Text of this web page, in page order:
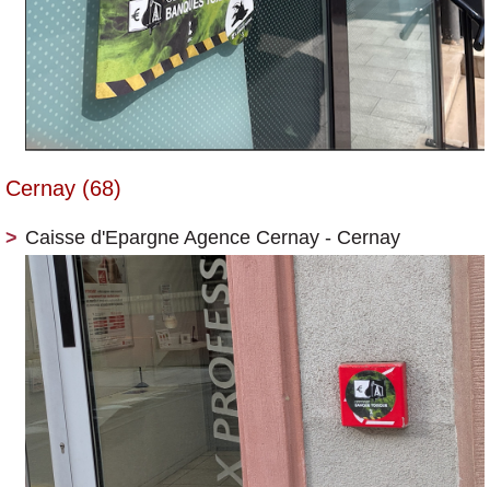
Cernay (68)
Caisse d'Epargne Agence Cernay - Cernay